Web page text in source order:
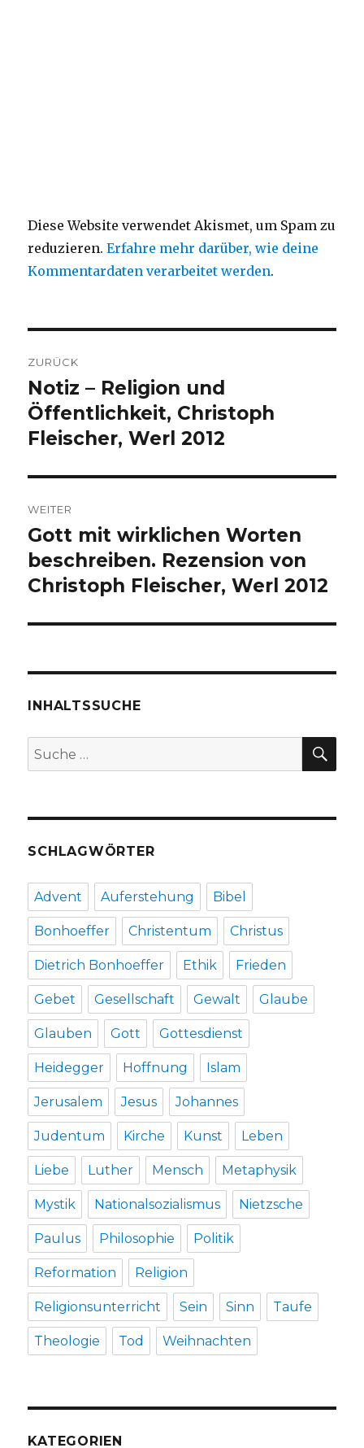
Diese Website verwendet Akismet, um Spam zu
reduzieren.Erfahre mehr darüber, wie deine
Kommentardaten verarbeitet werden.
ZURÜCK
Vorheriger
Beitrag:
Notiz – Religion und
Öffentlichkeit, Christoph
Fleischer, Werl 2012
WEITER
Nächster
Beitrag:
Gott mit wirklichen Worten
beschreiben. Rezension von
Christoph Fleischer, Werl 2012
INHALTSSUCHE
Suche
nach:
SCHLAGWÖRTER
Advent Auferstehung Bibel
Bonhoeffer Christentum Christus
Dietrich Bonhoeffer Ethik Frieden
Gebet Gesellschaft Gewalt Glaube
Glauben Gott Gottesdienst
Heidegger Hoffnung Islam
Jerusalem Jesus Johannes
Judentum Kirche Kunst Leben
Liebe Luther Mensch Metaphysik
Mystik Nationalsozialismus Nietzsche
Paulus Philosophie Politik
Reformation Religion
Religionsunterricht Sein Sinn Taufe
Theologie Tod Weihnachten
KATEGORIEN